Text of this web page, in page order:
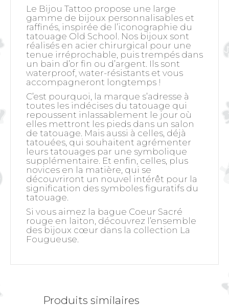
Le Bijou Tattoo propose une large
gamme de bijoux personnalisables et
raffinés, inspirée de l’iconographie du
tatouage Old School. Nos bijoux sont
réalisés en acier chirurgical pour une
tenue irréprochable, puis trempés dans
un bain d’or fin ou d’argent. Ils sont
waterproof, water-résistants et vous
accompagneront longtemps !
C’est pourquoi, la marque s’adresse à
toutes les indécises du tatouage qui
repoussent inlassablement le jour où
elles mettront les pieds dans un salon
de tatouage. Mais aussi à celles, déjà
tatouées, qui souhaitent agrémenter
leurs tatouages par une symbolique
supplémentaire. Et enfin, celles, plus
novices en la matière, qui se
découvriront un nouvel intérêt pour la
signification des symboles figuratifs du
tatouage.
Si vous aimez la bague Coeur Sacré
rouge en laiton, découvrez l’ensemble
des bijoux cœur dans la collection La
Fougueuse.
Produits similaires